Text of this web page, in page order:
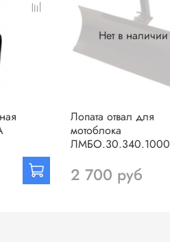
Нет в наличии
Лопата отвал для
мотоблока
ЛМБО.30.340.1000
2 700 руб